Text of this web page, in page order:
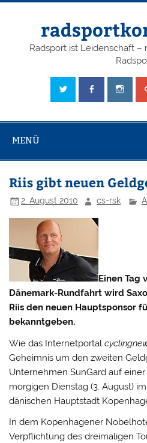
Radsport ist Leidenschaft –
MENÜ
Riis gibt neuen
2. August 2010 cs-rsk
Einen Tag
Dänemark-Rundfahrt wird
Riis den neuen Hauptsponsor
bekanntgeben.
Wie das Internetportal
Geheimnis um den zweiten
Unternehmen SunGard auf
morgigen Dienstag (3. August)
dänischen Hauptstadt
In dem Kopenhagener
Verpflichtung des dreimaligen